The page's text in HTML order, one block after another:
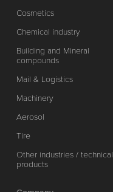
Cosmetics
Chemical industry
Building and Mineral
compounds
Mail & Logistics
Machinery
Aerosol
Tire
Other industries / technical
products